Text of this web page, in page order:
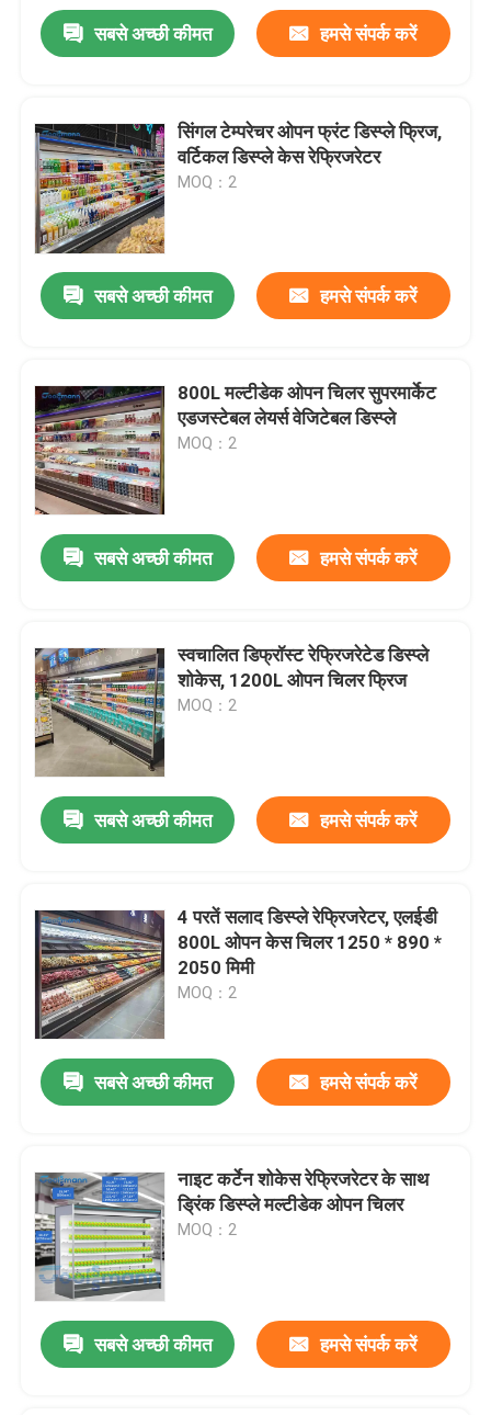
सबसे अच्छी कीमत हमसे संपर्क करें
सिंगल टेम्परेचर ओपन फ्रंट डिस्प्ले फ्रिज,
वर्टिकल डिस्प्ले केस रेफ्रिजरेटर
MOQ：2
सबसे अच्छी कीमत हमसे संपर्क करें
800L मल्टीडेक ओपन चिलर सुपरमार्केट
एडजस्टेबल लेयर्स वेजिटेबल डिस्प्ले
MOQ：2
सबसे अच्छी कीमत हमसे संपर्क करें
स्वचालित डिफ्रॉस्ट रेफ्रिजरेटेड डिस्प्ले
शोकेस, 1200L ओपन चिलर फ्रिज
MOQ：2
सबसे अच्छी कीमत हमसे संपर्क करें
4 परतें सलाद डिस्प्ले रेफ्रिजरेटर, एलईडी
800L ओपन केस चिलर 1250 * 890 *
2050 मिमी
MOQ：2
सबसे अच्छी कीमत हमसे संपर्क करें
नाइट कर्टेन शोकेस रेफ्रिजरेटर के साथ
ड्रिंक डिस्प्ले मल्टीडेक ओपन चिलर
MOQ：2
सबसे अच्छी कीमत हमसे संपर्क करें